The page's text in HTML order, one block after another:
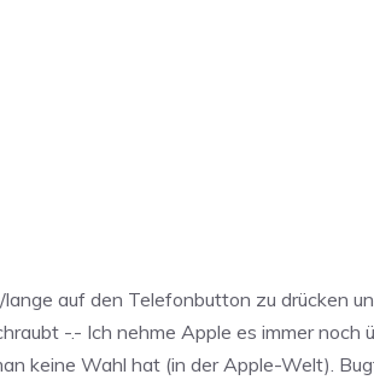
auf den Telefonbutton zu drücken
-.- Ich nehme Apple es immer noch
keine Wahl hat (in der Apple-Welt).